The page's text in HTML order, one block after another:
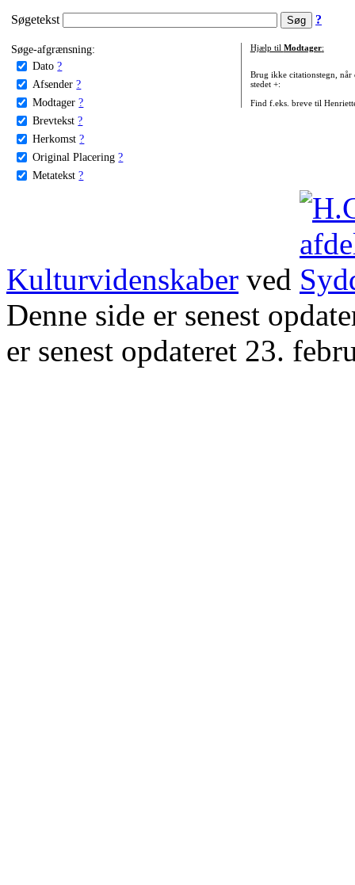
Søgetekst ?
Søge-afgrænsning:
Dato ?
Afsender ?
Modtager ?
Brevtekst ?
Herkomst ?
Original Placering ?
Metatekst ?
Hjælp til Modtager:
Brug ikke citationstegn, når
stedet +:
Find f.eks. breve til
Kulturvidenskaber ved
Denne side er senest
er senest opdateret 23.